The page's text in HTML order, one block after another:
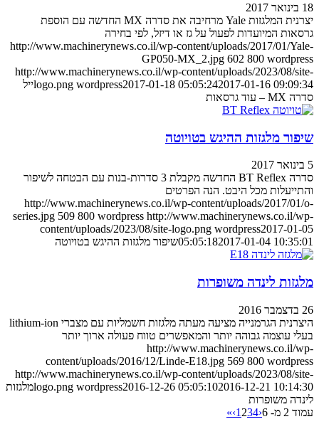
18 בינואר 2017
יצרנית המלגזות Yale מרחיבה את סדרה MX החדשה עם הוספת
גרסאות המיועדות לפעול על גז או דיזל, לפי בחירה
http://www.machinerynews.co.il/wp-content/uploads/2017/01/Yale-
GP050-MX_2.jpg 602 800 wordpress
http://www.machinerynews.co.il/wp-content/uploads/2023/08/site-
logo.png wordpress2017-01-18 05:05:242017-01-16 09:09:34
ייל
סדרה MX – עוד גרסאות
שיפור מלגזות ההיגש בטויוטה
5 בינואר 2017
סדרה BT Reflex החדשה מקבלת 3 סדרות-בנות עם הבטחה לשיפור
והתייעלות מכל היבט. הנה הפרטים
http://www.machinerynews.co.il/wp-content/uploads/2017/01/o-
series.jpg 509 800 wordpress http://www.machinerynews.co.il/wp-
content/uploads/2023/08/site-logo.png wordpress2017-01-05
05:05:182017-01-04 10:35:01 שיפור מלגזות ההיגש בטויוטה
מלגזות לינדה משופרות
26 בדצמבר 2016
היצרנית הגרמנייה מציעה מעתה מלגזות חשמליות עם מצברי lithium-ion
בעלי עוצמה גבוהה יותר והמאפשרים טווח פעולה ארוך יותר
http://www.machinerynews.co.il/wp-
content/uploads/2016/12/Linde-E18.jpg 569 800 wordpress
http://www.machinerynews.co.il/wp-content/uploads/2023/08/site-
logo.png wordpress2016-12-26 05:05:102016-12-21 10:14:30
מלגזות
לינדה משופרות
עמוד 2 מ- 6
‹
1 234
›
»